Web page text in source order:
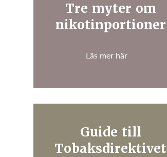
Tre myter om
nikotinportioner
Läs mer här
Guide till
Tobaksdirektivet